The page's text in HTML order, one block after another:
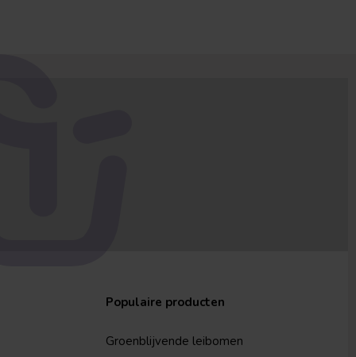
Populaire producten
Groenblijvende leibomen